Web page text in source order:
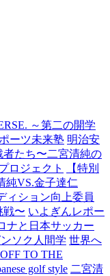
～第二の開学
ーツ未来塾 明治安
者たち〜二宮清純の
ロジェクト
【特別
VS.金子達仁
ィション向上委員
戦〜 いよぎんレポー
ナと日本サッカー
ソク人間学 世界へ
TO THE
golf style 二宮清